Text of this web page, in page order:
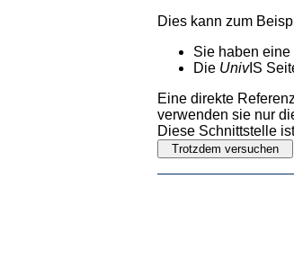
Dies kann zum
Sie haben eine
Die UnivIS
Eine direkte
verwenden sie nur
Diese Schnittstelle